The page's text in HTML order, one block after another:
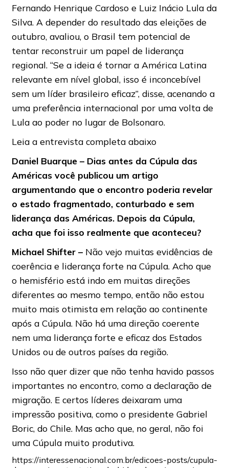
Fernando Henrique Cardoso e Luiz Inácio Lula da
Silva. A depender do resultado das eleições de
outubro, avaliou, o Brasil tem potencial de
tentar reconstruir um papel de liderança
regional. “Se a ideia é tornar a América Latina
relevante em nível global, isso é inconcebível
sem um líder brasileiro eficaz”, disse, acenando a
uma preferência internacional por uma volta de
Lula ao poder no lugar de Bolsonaro.
Leia a entrevista completa abaixo
Daniel Buarque – Dias antes da Cúpula das
Américas você publicou um artigo
argumentando que o encontro poderia revelar
o estado fragmentado, conturbado e sem
liderança das Américas. Depois da Cúpula,
acha que foi isso realmente que aconteceu?
Michael Shifter –Não vejo muitas evidências de
coerência e liderança forte na Cúpula. Acho que
o hemisfério está indo em muitas direções
diferentes ao mesmo tempo, então não estou
muito mais otimista em relação ao continente
após a Cúpula. Não há uma direção coerente
nem uma liderança forte e eficaz dos Estados
Unidos ou de outros países da região.
Isso não quer dizer que não tenha havido passos
importantes no encontro, como a declaração de
migração. E certos líderes deixaram uma
impressão positiva, como o presidente Gabriel
Boric, do Chile. Mas acho que, no geral, não foi
uma Cúpula muito produtiva.
https://interessenacional.com.br/edicoes-posts/cupula-